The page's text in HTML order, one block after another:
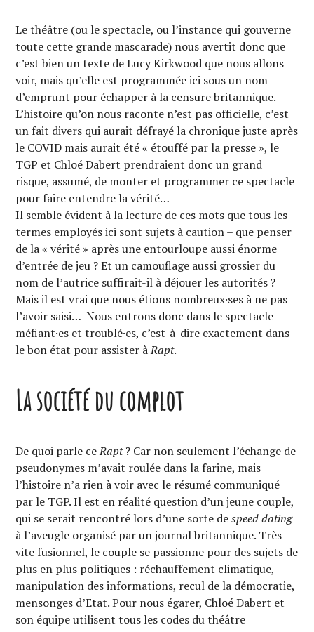
Le théâtre (ou le spectacle, ou l’instance qui gouverne
toute cette grande mascarade) nous avertit donc que
c’est bien un texte de Lucy Kirkwood que nous allons
voir, mais qu’elle est programmée ici sous un nom
d’emprunt pour échapper à la censure britannique.
L’histoire qu’on nous raconte n’est pas officielle, c’est
un fait divers qui aurait défrayé la chronique juste après
le COVID mais aurait été « étouffé par la presse », le
TGP et Chloé Dabert prendraient donc un grand
risque, assumé, de monter et programmer ce spectacle
pour faire entendre la vérité…
Il semble évident à la lecture de ces mots que tous les
termes employés ici sont sujets à caution – que penser
de la « vérité » après une entourloupe aussi énorme
d’entrée de jeu ? Et un camouflage aussi grossier du
nom de l’autrice suffirait-il à déjouer les autorités ?
Mais il est vrai que nous étions nombreux·ses à ne pas
l’avoir saisi… Nous entrons donc dans le spectacle
méfiant·es et troublé·es, c’est-à-dire exactement dans
le bon état pour assister àRapt.
La société du complot
De quoi parle ceRapt? Car non seulement l’échange de
pseudonymes m’avait roulée dans la farine, mais
l’histoire n’a rien à voir avec le résumé communiqué
par le TGP. Il est en réalité question d’un jeune couple,
qui se serait rencontré lors d’une sorte despeed dating
à l’aveugle organisé par un journal britannique. Très
vite fusionnel, le couple se passionne pour des sujets de
plus en plus politiques : réchauffement climatique,
manipulation des informations, recul de la démocratie,
mensonges d’Etat. Pour nous égarer, Chloé Dabert et
son équipe utilisent tous les codes du théâtre